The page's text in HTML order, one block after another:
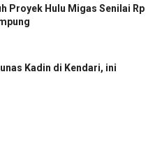
Proyek Hulu Migas Senilai Rp
Kadin di Kendari, ini